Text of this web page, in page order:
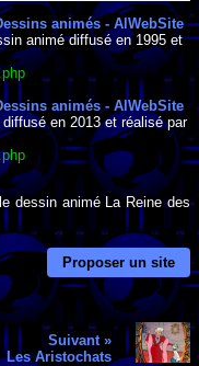
animés - AlWebSite
animé diffusé en 1995 et
animés - AlWebSite
en 2013 et réalisé par
dessin animé La Reine des
Proposer un site
Suivant »
Les Aristochats